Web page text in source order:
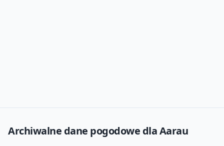
Archiwalne dane pogodowe dlaAarau